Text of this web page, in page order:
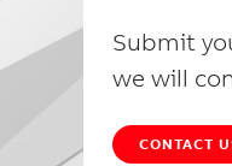
Submit
we will
CONTACT